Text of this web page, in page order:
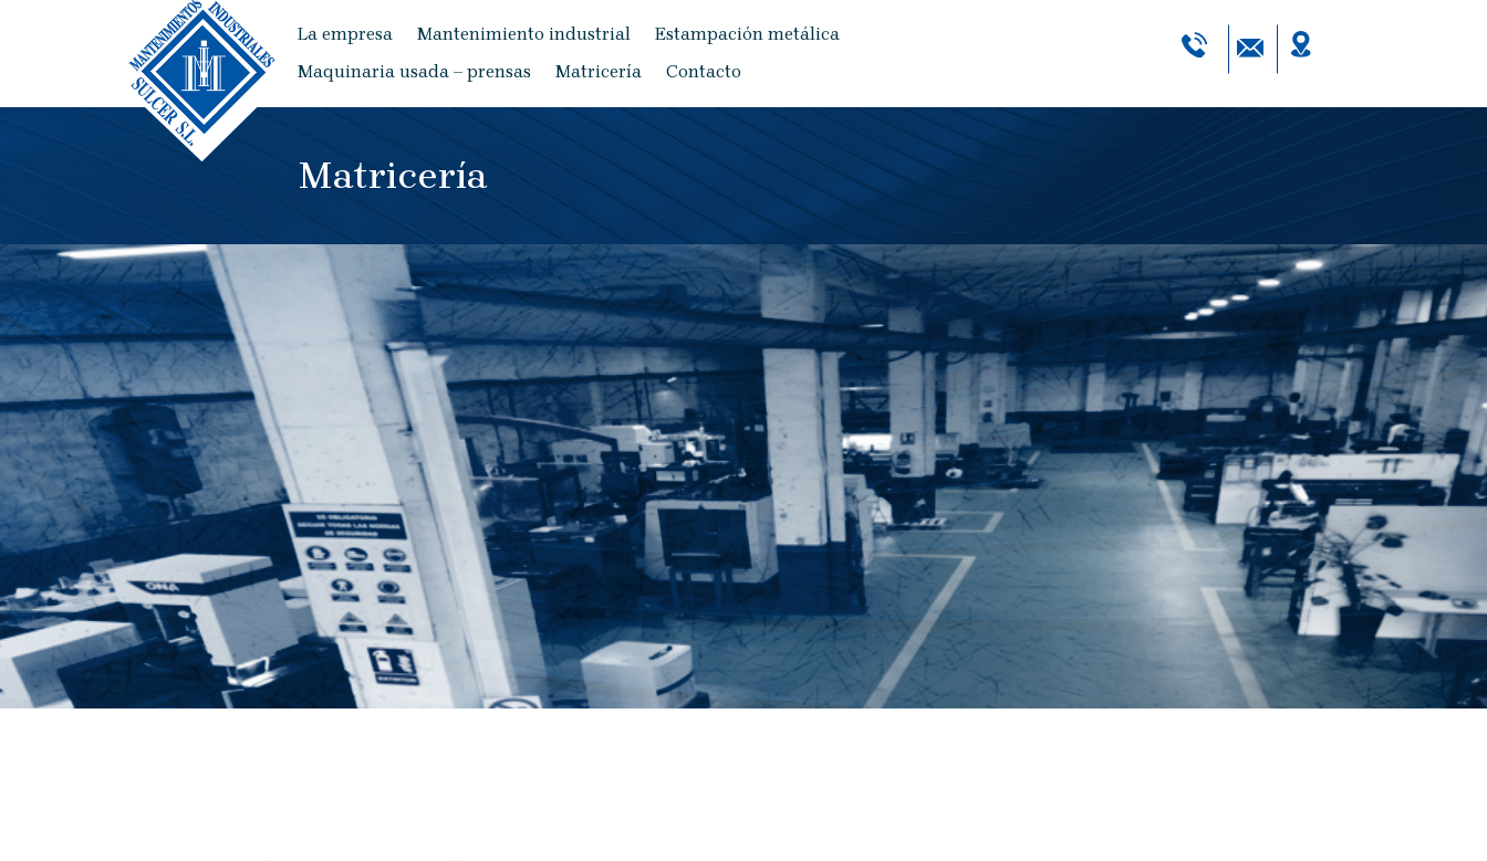
La empresa Mantenimiento industrial
Estampación metálica
Maquinaria usada – prensas
Matricería Contacto
Matricería